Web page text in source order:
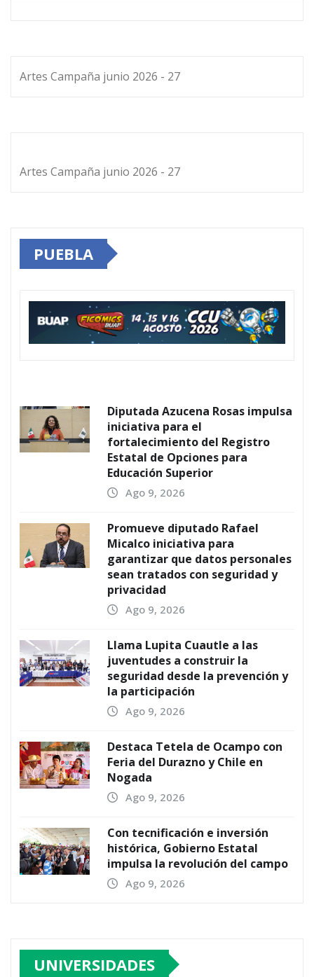
Artes Campaña junio 2026 - 27
Artes Campaña junio 2026 - 27
PUEBLA
Diputada Azucena Rosas impulsa
iniciativa para el
fortalecimiento del Registro
Estatal de Opciones para
Educación Superior
Ago 9, 2026
Promueve diputado Rafael
Micalco iniciativa para
garantizar que datos personales
sean tratados con seguridad y
privacidad
Ago 9, 2026
Llama Lupita Cuautle a las
juventudes a construir la
seguridad desde la prevención y
la participación
Ago 9, 2026
Destaca Tetela de Ocampo con
Feria del Durazno y Chile en
Nogada
Ago 9, 2026
Con tecnificación e inversión
histórica, Gobierno Estatal
impulsa la revolución del campo
Ago 9, 2026
UNIVERSIDADES